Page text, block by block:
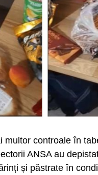
multor controale în
ANSA au
și păstrate în